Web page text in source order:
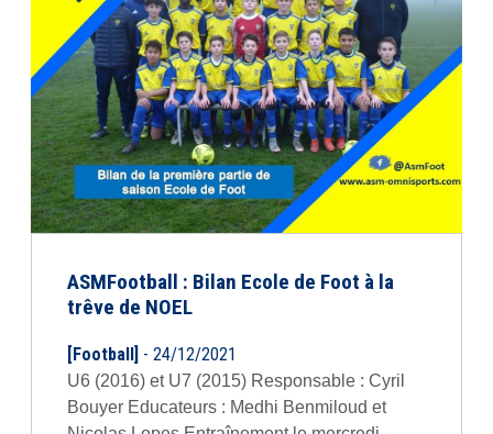
ASMFootball : Bilan Ecole de Foot à la
trêve de NOEL
[Football] - 24/12/2021
U6 (2016) et U7 (2015) Responsable : Cyril
Bouyer Educateurs : Medhi Benmiloud et